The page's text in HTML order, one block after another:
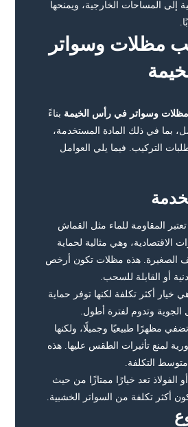
إلى المساحات الخارجية، ويمنحها
مظلات وسواتر
مظلات وسواتر في رأس الخيمة بناءً
بما في ذلك المادة المستخدمة،
التركيب. فيما يلي العوامل
المقاومة للماء مثل القماش
الاقتصادية، وهي مثالية لحماية
الصغيرة. هذه مظلات تكون أرخص
أو القابلة للسحب.
خيار أكثر تكلفة لكنها توفر حماية
وتدوم لفترة أطول.
مظهرًا طبيعيًا وجميلًا، ولكنها
لمنع تأثيرات الطقس عليها. هذه
متوسط التكلفة.
الفولاذ تعد خيارًا ممتازًا من حيث
أكثر تكلفة من السواتر الخشبية.